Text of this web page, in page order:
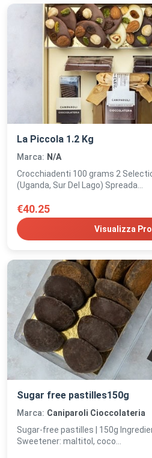
La Piccola 1.2 Kg
Marca: N/A
Crocchiadenti 100 grams 2
(Uganda, Sur Del Lago) Spreada...
€40.25
Visualizza
Sugar free pastilles150g
Marca: Caniparoli Cioccolateria
Sugar-free pastilles | 150g Ingredients: cocoa paste.
Sweetener: maltitol, coco...